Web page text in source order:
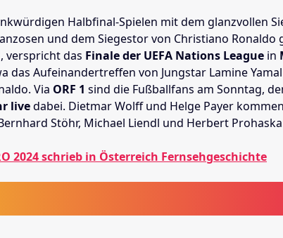
Halbfinal-Spielen mit dem glanzvollen
und dem Siegestor von Christiano Ronaldo
verspricht das Finale der UEFA Nations League in
das Aufeinandertreffen von Jungstar Lamine
Via ORF 1 sind die Fußballfans am Sonntag,
livedabei. Dietmar Wolff und Helge Payer
Stöhr, Michael Liendl und Herbert
2024 schrieb in Österreich Fernsehgeschichte